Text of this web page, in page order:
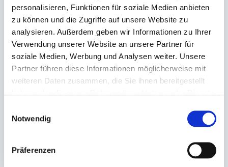
personalisieren, Funktionen für soziale Medien anbieten
zu können und die Zugriffe auf unsere Website zu
analysieren. Außerdem geben wir Informationen zu Ihrer
Verwendung unserer Website an unsere Partner für
soziale Medien, Werbung und Analysen weiter. Unsere
Partner führen diese Informationen möglicherweise mit
weiteren Daten zusammen, die Sie ihnen bereitgestellt
Notwendig
Präferenzen
Salatschale Bagasse
braun
Ø 154x56mm (600ml)
480 St.